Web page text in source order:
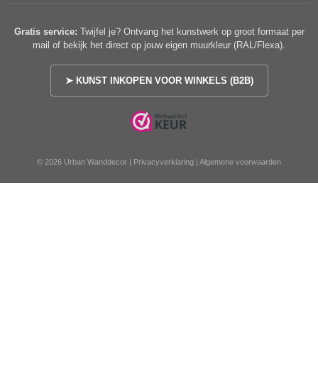
Gratis service: Twijfel je? Ontvang het kunstwerk op groot formaat per
mail of bekijk het direct op jouw eigen muurkleur (RAL/Flexa).
➤ KUNST INKOPEN VOOR WINKELS (B2B)
© 2026 Urban Wanddecor | Privacyverklaring | Algemene voorwaarden